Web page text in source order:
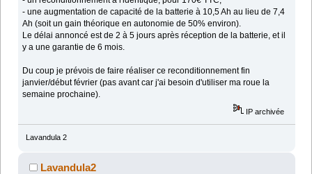
- une augmentation de capacité de la batterie à 10,5 Ah au lieu de 7,4
Ah (soit un gain théorique en autonomie de 50% environ).
Le délai annoncé est de 2 à 5 jours après réception de la batterie, et il
y a une garantie de 6 mois.
Du coup je prévois de faire réaliser ce reconditionnement fin
janvier/début février (pas avant car j'ai besoin d'utiliser ma roue la
semaine prochaine).
IP archivée
Lavandula 2
Lavandula2